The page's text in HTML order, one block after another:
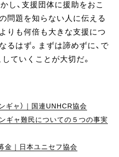
し、支援団体に援助をおこ
問題を知らない人に伝える
りも何倍も大きな支援につ
るはず。まずは諦めずに、で
ていくことが大切だ。
ギャ）｜国連UNHCR協会
ギャ難民についての５つの事実
金｜日本ユニセフ協会